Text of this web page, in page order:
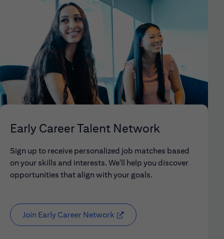
Early Career Talent Network
Sign up to receive personalized job matches based
on your skills and interests. We'll help you discover
opportunities that align with your goals.
Join Early Career Network (opens in new window)